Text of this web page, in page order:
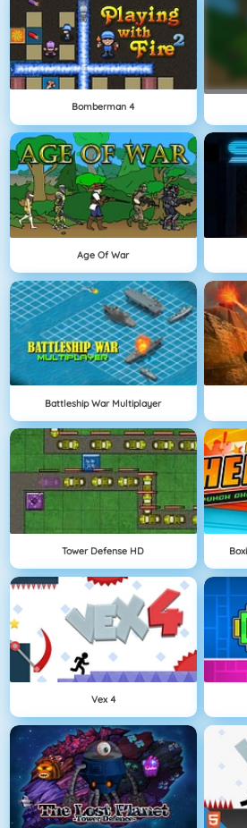
Bomberman 4
Age Of War
Battleship War Multiplayer
Tower Defense HD
Vex 4